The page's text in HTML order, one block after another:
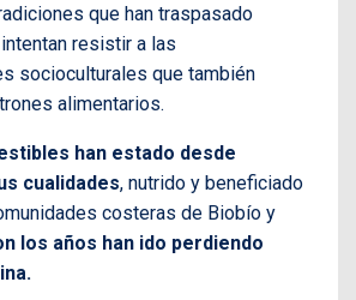
que han traspasado
resistir a las
socioculturales que también
alimentarios.
han estado desde
cualidades, nutrido y beneficiado
costeras de Biobío y
los años han ido perdiendo